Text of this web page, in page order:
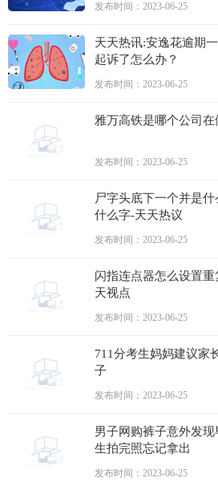
发布时间：2023-06-25
天天热讯:安逸花逾期
起诉了怎么办？
发布时间：2023-06-25
雅万高铁是哪个公司在
发布时间：2023-06-25
尸字头底下一个并是
什么字-天天热议
发布时间：2023-06-25
闪指连点器怎么设置
天视点
发布时间：2023-06-25
711分考生妈妈建议家
子
发布时间：2023-06-25
男子网购裤子意外发
生拍完照忘记拿出
发布时间：2023-06-25